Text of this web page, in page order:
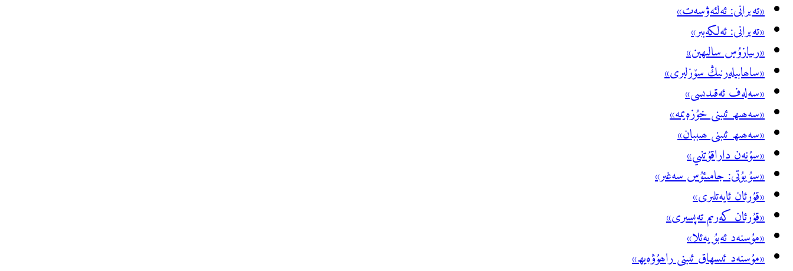
«تەبرانى: ئەلئەۋسەت»
«تەبرانى: ئەلكەبىر»
«رىيازۇس سالىھىن»
«ساھابىلەرنىڭ سۆزلىرى»
«سەلەف ئەقىدىسى»
«سەھىھ ئىبنى خۇزەيمە»
«سەھىھ ئىبنى ھىببان»
«سۇنەن داراقۇتنىي»
«سۇيۇتى: جامىئۇس سەغىر»
«قۇرئان ئايەتلىرى»
«قۇرئان كەرىم تەپسىرى»
«مۇسنەد ئەبۇ يەئلا»
«مۇسنەد ئىسھاق ئىبنى راھۇۋەيھ»